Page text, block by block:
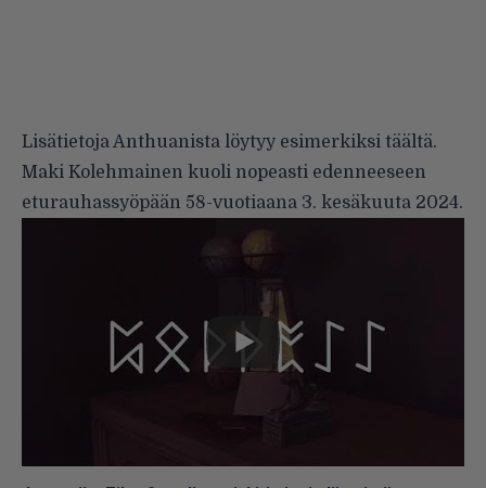
Lisätietoja Anthuanista löytyy esimerkiksi täältä.
Maki Kolehmainen kuoli nopeasti edenneeseen
eturauhassyöpään 58-vuotiaana 3. kesäkuuta 2024.